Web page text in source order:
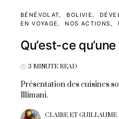
BÉNÉVOLAT BOLIVIE
EN VOYAGE
NOS ACTIONS
Qu’est-ce
3 MINUTE READ
Présentation des cuisines
Illimani.
CLAIRE ET GUILLAUME